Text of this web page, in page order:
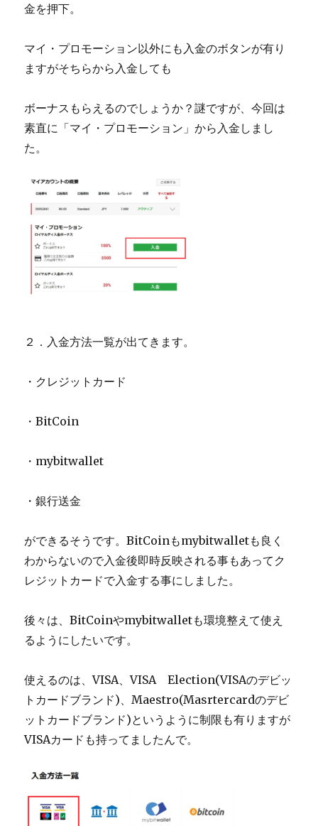
金を押下。
マイ・プロモーション以外にも入金のボタンが有り
ますがそちらから入金しても
ボーナスもらえるのでしょうか？謎ですが、今回は
素直に「マイ・プロモーション」から入金しまし
た。
２．入金方法一覧が出てきます。
・クレジットカード
・BitCoin
・mybitwallet
・銀行送金
ができるそうです。BitCoinもmybitwalletも良く
わからないので入金後即時反映される事もあってク
レジットカードで入金する事にしました。
後々は、BitCoinやmybitwalletも環境整えて使え
るようにしたいです。
使えるのは、VISA、VISA Election(VISAのデビッ
トカードブランド)、Maestro(Masrtercardのデビ
ットカードブランド)というように制限も有りますが
VISAカードも持ってましたんで。